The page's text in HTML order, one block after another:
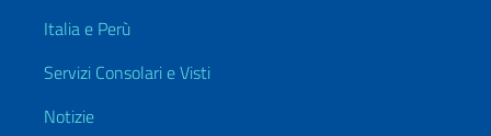
Italia e Perù
Servizi Consolari e Visti
Notizie